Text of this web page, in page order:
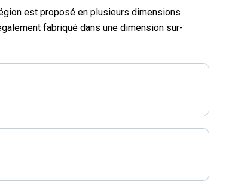
est proposé en plusieurs dimensions
fabriqué dans une dimension sur-